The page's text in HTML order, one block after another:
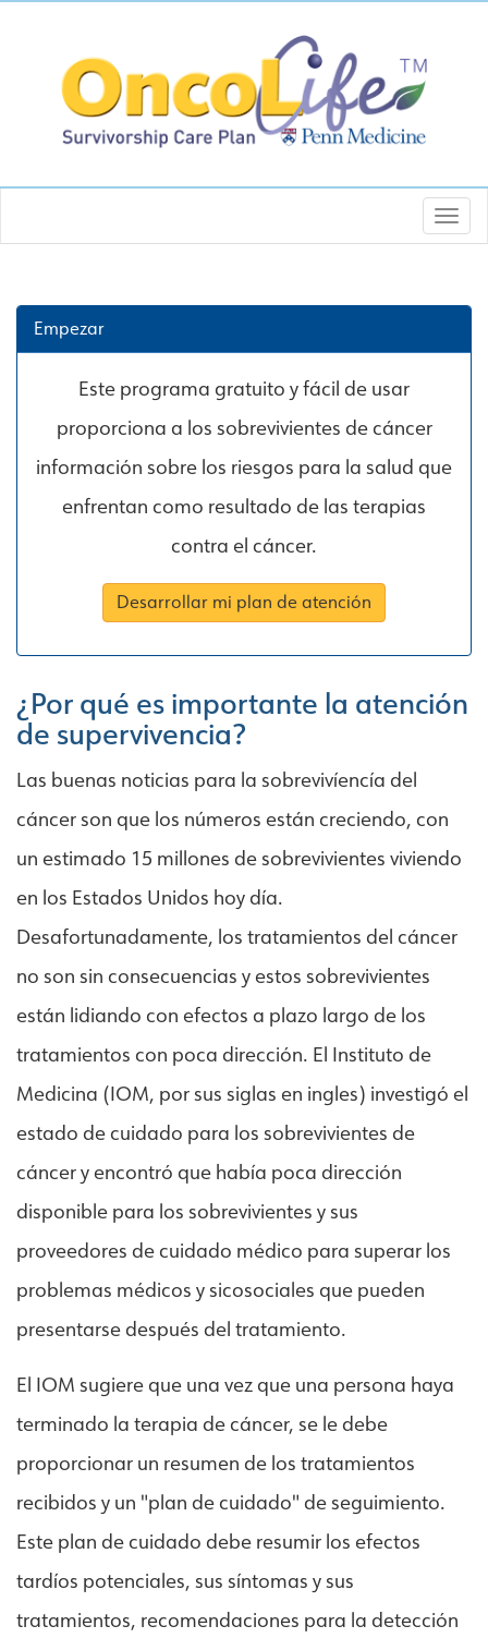
OncoLife Site
Empezar
Este programa gratuito y fácil de usar
proporciona a los sobrevivientes de cáncer
información sobre los riesgos para la salud que
enfrentan como resultado de las terapias
contra el cáncer.
Desarrollar mi plan de atención
¿Por qué es importante la atención
de supervivencia?
Las buenas noticias para la sobrevivíencía del
cáncer son que los números están creciendo, con
un estimado 15 millones de sobrevivientes viviendo
en los Estados Unidos hoy día.
Desafortunadamente, los tratamientos del cáncer
no son sin consecuencias y estos sobrevivientes
están lidiando con efectos a plazo largo de los
tratamientos con poca dirección. El Instituto de
Medicina (IOM, por sus siglas en ingles) investigó el
estado de cuidado para los sobrevivientes de
cáncer y encontró que había poca dirección
disponible para los sobrevivientes y sus
proveedores de cuidado médico para superar los
problemas médicos y sicosociales que pueden
presentarse después del tratamiento.
El IOM sugiere que una vez que una persona haya
terminado la terapia de cáncer, se le debe
proporcionar un resumen de los tratamientos
recibidos y un "plan de cuidado" de seguimiento.
Este plan de cuidado debe resumir los efectos
tardíos potenciales, sus síntomas y sus
tratamientos, recomendaciones para la detección